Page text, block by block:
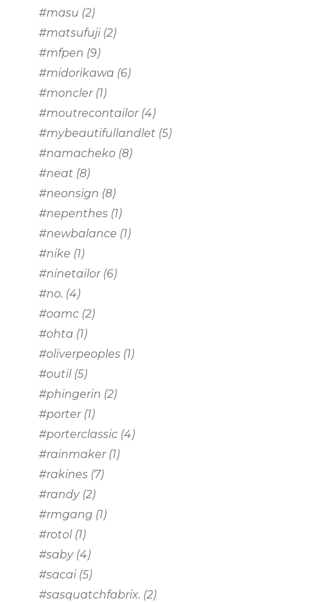
#masu (2)
#matsufuji(2)
#mfpen (9)
#midorikawa (6)
#moncler(1)
#moutrecontailor(4)
#mybeautifullandlet (5)
#namacheko (8)
#neat (8)
#neonsign (8)
#nepenthes (1)
#newbalance (1)
#nike (1)
#ninetailor(6)
#no. (4)
#oamc (2)
#ohta (1)
#oliverpeoples (1)
#outil (5)
#phingerin (2)
#porter(1)
#porterclassic (4)
#rainmaker(1)
#rakines (7)
#randy(2)
#rmgang (1)
#rotol (1)
#saby(4)
#sacai(5)
#sasquatchfabrix. (2)